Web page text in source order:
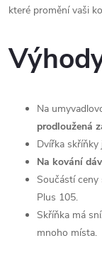
které promění vaši
Na
prodloužená
Dvířka
Na kování
Součástí
Plus 105.
Skříňka má
mnoho místa.